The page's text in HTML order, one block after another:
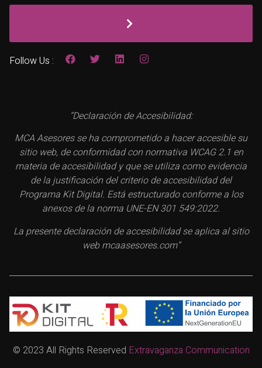
Follow Us :
“Declaración de Accesibilidad:
MCA Asesores se ha comprometido a hacer accesible su
sitio web, de conformidad con normativa WCAG 2.1 en
materia de accesibilidad y que se utiliza como evidencia
de la justificación del criterio de accesibilidad del
Programa Kit Digital. Está estructurado conforme a los
anexos de la norma UNE-EN 301 549:2022.
La presente declaración de accesibilidad se aplica al sitio
web mcaasesores.com”
© 2023 All Rights Reserved Extravaganza Communication